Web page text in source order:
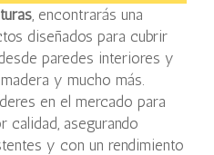
, encontrarás una
diseñados para cubrir
paredes interiores y
y mucho más.
en el mercado para
calidad, asegurando
y con un rendimiento